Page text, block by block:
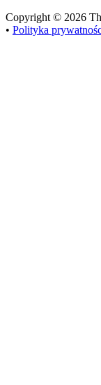
Copyright © 2026
• Polityka